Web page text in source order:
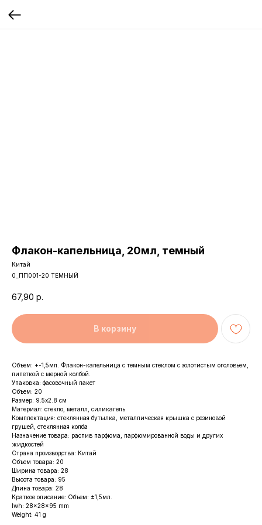
Флакон-капельница, 20мл, темный
Китай
0_ПП001-20 ТЕМНЫЙ
67,90 р.
В корзину
Объем: +-1,5мл. Флакон-капельница с темным стеклом с золотистым оголовьем,
пипеткой с мерной колбой.
Упаковка: фасовочный пакет
Объем: 20
Размер: 9.5х2.8 см
Материал: стекло, металл, силикагель
Комплектация: стеклянная бутылка, металлическая крышка с резиновой
грушей, стеклянная колба
Назначение товара: распив парфюма, парфюмированной воды и других
жидкостей
Страна производства: Китай
Объем товара: 20
Ширина товара: 28
Высота товара: 95
Длина товара: 28
Краткое описание: Объем: ±1,5мл.
lwh: 28x28x95 mm
Weight: 41 g